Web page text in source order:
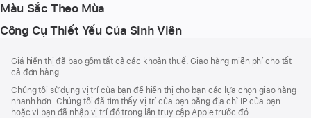
Màu Sắc Theo Mùa
Công Cụ Thiết Yếu Của Sinh Viên
Thích
Chân
Trang
thích
Giá hiển thị đã bao gồm tất cả các khoản thuế. Giao hàng miễn phí cho tất
cả đơn hàng.
Chúng tôi sử dụng vị trí của bạn để hiển thị cho bạn các lựa chọn giao hàng
nhanh hơn. Chúng tôi đã tìm thấy vị trí của bạn bằng địa chỉ IP của bạn
hoặc vì bạn đã nhập vị trí đó trong lần truy cập Apple trước đó.